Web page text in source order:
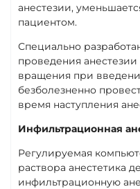
анестезии,
пациентом.
Специально
проведения
вращения при
безболезненно
время наступления
Инфильтрационная
Регулируемая
раствора анестетика
инфильтрационную